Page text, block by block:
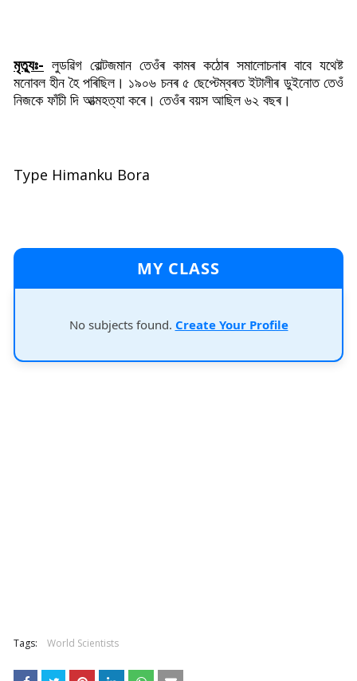
মৃত্যুঃ- লুডৱিগ বোল্টজমান তেওঁৰ কামৰ কঠোৰ সমালোচনাৰ বাবে যথেষ্ট
মনোবল হীন হৈ পৰিছিল। ১৯০৬ চনৰ ৫ ছেপ্টেম্বৰত ইটালীৰ ডুইনোত তেওঁ
নিজকে ফাঁচী দি আত্মহত্যা কৰে। তেওঁৰ বয়স আছিল ৬২ বছৰ।
Type Himanku Bora
MY CLASS
No subjects found. Create Your Profile
Tags: World Scientists